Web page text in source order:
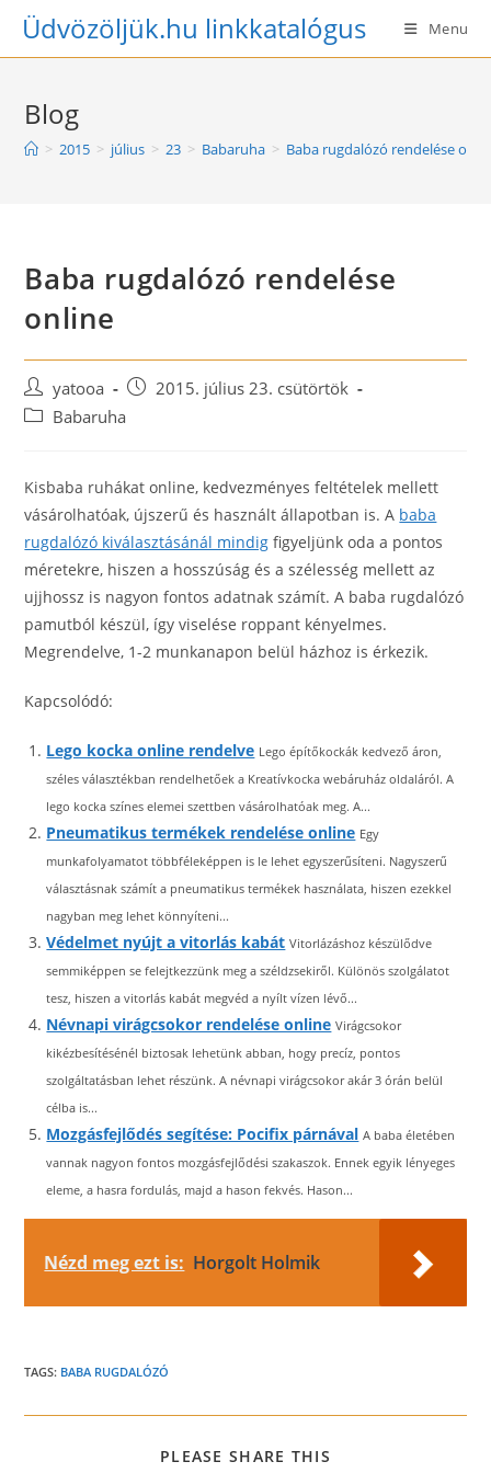
SkipÜdvözöljük.hu linkkatalógus Menu
Blog
> 2015 > július > 23 > Babaruha > Baba rugdalózó rendelése
Baba rugdalózó rendelése
online
Post
author:
yatooa
Post2015. július 23. csütörtök
PostBabaruha
Kisbaba ruhákat online, kedvezményes feltételek mellett
vásárolhatóak, újszerű és használt állapotban is. A baba
rugdalózó kiválasztásánál mindig figyeljünk oda a pontos
méretekre, hiszen a hosszúság és a szélesség mellett az
ujjhossz is nagyon fontos adatnak számít. A baba rugdalózó
pamutból készül, így viselése roppant kényelmes.
Megrendelve, 1-2 munkanapon belül házhoz is érkezik.
Kapcsolódó:
Lego kocka online rendelve Lego építőkockák kedvező áron,
széles választékban rendelhetőek a Kreatívkocka webáruház oldaláról. A
lego kocka színes elemei szettben vásárolhatóak meg. A...
Pneumatikus termékek rendelése online Egy
munkafolyamatot többféleképpen is le lehet egyszerűsíteni. Nagyszerű
választásnak számít a pneumatikus termékek használata, hiszen ezekkel
nagyban meg lehet könnyíteni...
Védelmet nyújt a vitorlás kabát Vitorlázáshoz készülődve
semmiképpen se felejtkezzünk meg a széldzsekiről. Különös szolgálatot
tesz, hiszen a vitorlás kabát megvéd a nyílt vízen lévő...
Névnapi virágcsokor rendelése online Virágcsokor
kikézbesítésénél biztosak lehetünk abban, hogy precíz, pontos
szolgáltatásban lehet részünk. A névnapi virágcsokor akár 3 órán belül
célba is...
Mozgásfejlődés segítése: Pocifix párnával A baba életében
vannak nagyon fontos mozgásfejlődési szakaszok. Ennek egyik lényeges
eleme, a hasra fordulás, majd a hason fekvés. Hason...
Nézd meg ezt is: Horgolt Holmik
TAGS: BABA RUGDALÓZÓ
PLEASE SHARE THIS